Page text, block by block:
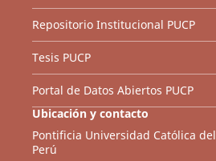
Repositorio Institucional PUCP
Tesis PUCP
Portal de Datos Abiertos PUCP
Ubicación y contacto
Pontificia Universidad Católica del
Perú